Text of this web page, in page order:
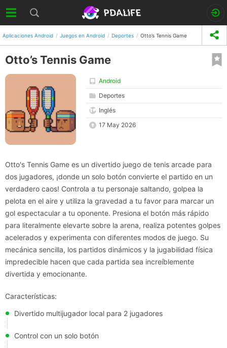
Aplicaciones Android Juegos en Android Deportes Otto’s Tennis Game
Otto’s Tennis Game
Android
Deportes
Inglés
17 May 2026
Otto's Tennis Game es un divertido juego de tenis arcade para
dos jugadores, ¡donde un solo botón convierte el partido en un
verdadero caos! Controla a tu personaje saltando, golpea la
pelota en el aire y utiliza la gravedad a tu favor para marcar un
gol espectacular a tu oponente. Presiona el botón más rápido
para literalmente elevarte sobre la arena, realiza potentes golpes
acelerados y experimenta con diferentes modos de juego. Su
mecánica sencilla, los partidos dinámicos y la jugabilidad física
impredecible hacen que cada partida sea increíblemente
divertida y emocionante.
Características:
Divertido multijugador local para 2 jugadores
Control con un solo botón